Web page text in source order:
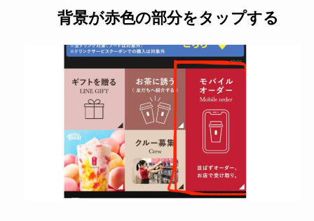
背景が赤色の部分をタップする